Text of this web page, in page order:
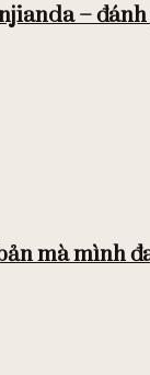
–
mà mình